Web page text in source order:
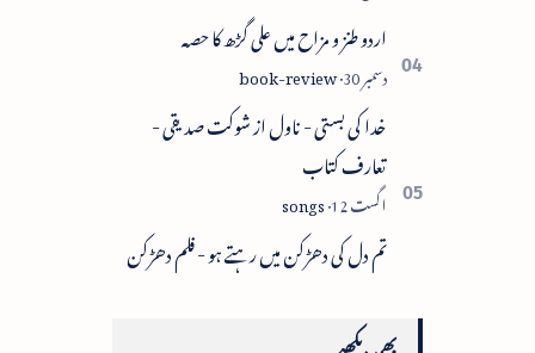
اردو طنز و مزاح میں علی گڑھ کا حصہ
خدا کی بستی - ناول از شوکت صدیقی -
تعارف کتاب
تم دل کی دھڑکن میں رہتے ہو - فلم دھڑکن